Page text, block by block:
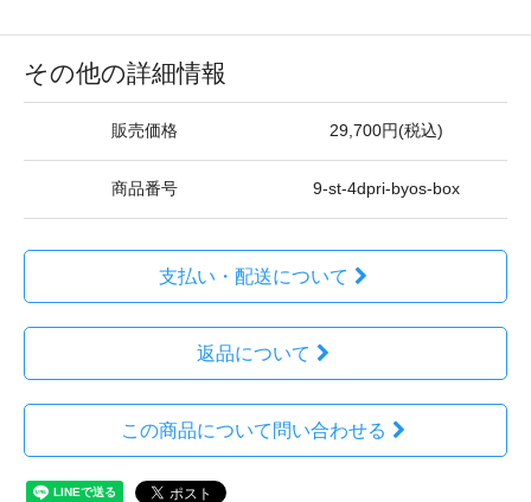
その他の詳細情報
販売価格 29,700円(税込)
商品番号 9-st-4dpri-byos-box
支払い・配送について
返品について
この商品について問い合わせる